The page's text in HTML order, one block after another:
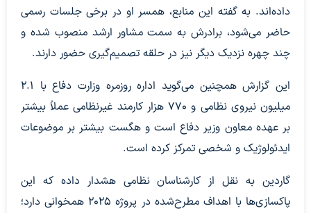
داده‌اند. به گفته این منابع، همسر او در برخی جلسات رسمی
حاضر می‌شود، برادرش به سمت مشاور ارشد منصوب شده و
چند چهره نزدیک دیگر نیز در حلقه تصمیم‌گیری حضور دارند.
این گزارش همچنین می‌گوید اداره روزمره وزارت دفاع با ۲.۱
میلیون نیروی نظامی و ۷۷۰ هزار کارمند غیرنظامی عملاً بیشتر
بر عهده معاون وزیر دفاع است و هگست بیشتر بر موضوعات
ایدئولوژیک و شخصی تمرکز کرده است.
گاردین به نقل از کارشناسان نظامی هشدار داده که این
پاکسازی‌ها با اهداف مطرح‌شده در پروژه ۲۰۲۵ همخوانی دارد؛